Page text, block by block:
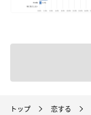
トップ 恋する